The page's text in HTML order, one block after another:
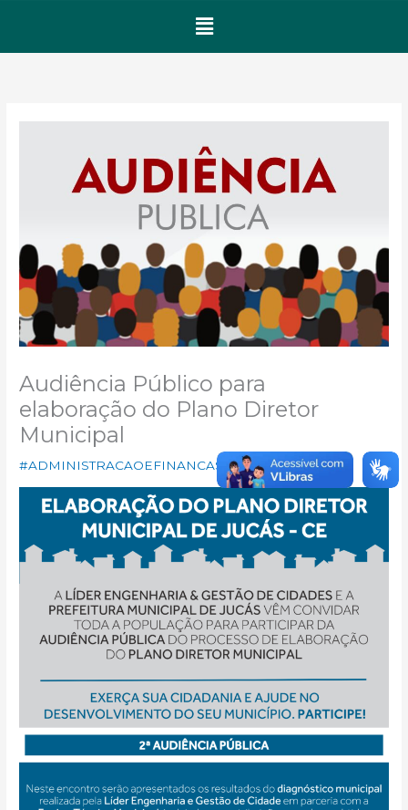
Menu
Audiência Público para
elaboração do Plano Diretor
Municipal
#ADMINISTRACAOEFINANCAS / Poradmin